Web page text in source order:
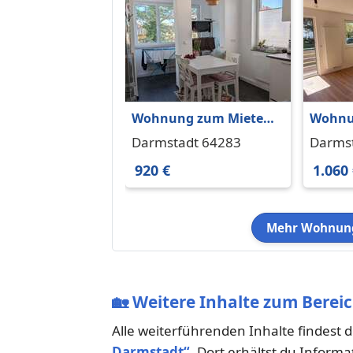
Wohnung zum Mieten
in Darmstadt 920 € 61
Darmstadt 64283
920 €
in
1.060
Mehr
🏡Weitere Inhalte zum
Alle weiterführenden Inhalte findest